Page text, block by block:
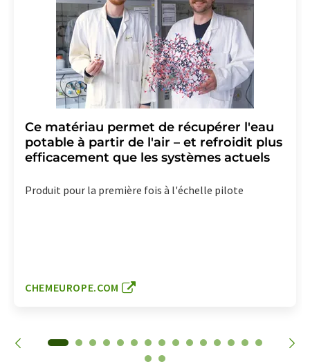
Ce matériau permet de récupérer l'eau
potable à partir de l'air – et refroidit plus
efficacement que les systèmes actuels
Produit pour la première fois à l'échelle pilote
CHEMEUROPE.COM